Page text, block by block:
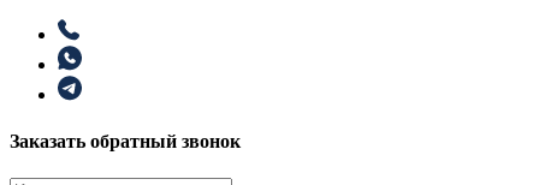
Заказать обратный звонок